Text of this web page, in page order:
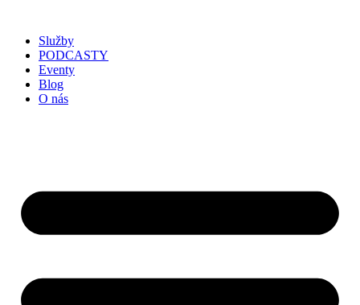
Služby
PODCASTY
Eventy
Blog
O nás